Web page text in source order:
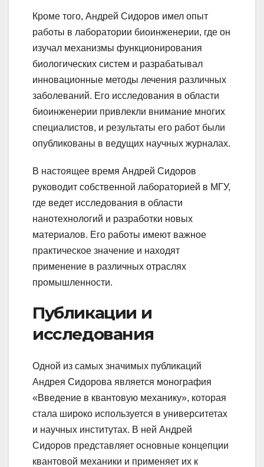
Кроме того, Андрей Сидоров имел опыт
работы в лаборатории биоинженерии, где он
изучал механизмы функционирования
биологических систем и разрабатывал
инновационные методы лечения различных
заболеваний. Его исследования в области
биоинженерии привлекли внимание многих
специалистов, и результаты его работ были
опубликованы в ведущих научных журналах.
В настоящее время Андрей Сидоров
руководит собственной лабораторией в МГУ,
где ведет исследования в области
нанотехнологий и разработки новых
материалов. Его работы имеют важное
практическое значение и находят
применение в различных отраслях
промышленности.
Публикации и
исследования
Одной из самых значимых публикаций
Андрея Сидорова является монография
«Введение в квантовую механику», которая
стала широко используется в университетах
и научных институтах. В ней Андрей
Сидоров представляет основные концепции
квантовой механики и применяет их к